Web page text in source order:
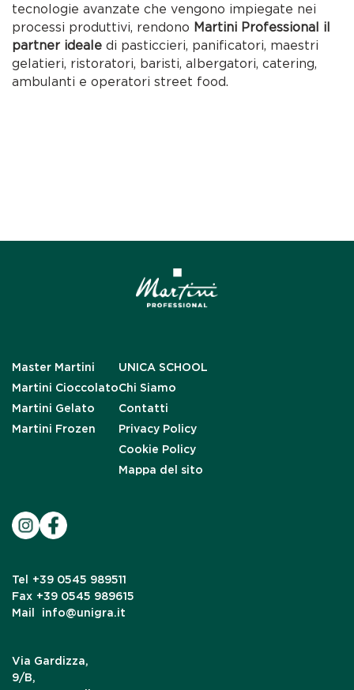
tecnologie avanzate che vengono impiegate nei
processi produttivi, rendono Martini Professional il
partner ideale di pasticcieri, panificatori, maestri
gelatieri, ristoratori, baristi, albergatori, catering,
ambulanti e operatori street food.
Master Martini
Martini Cioccolato
Martini Gelato
Martini Frozen
UNICA SCHOOL
Chi Siamo
Contatti
Privacy Policy
Cookie Policy
Mappa del sito
Tel
+39 0545 989511
Fax +39 0545 989615
Mail
info@unigra.it
Via Gardizza,
9/B,